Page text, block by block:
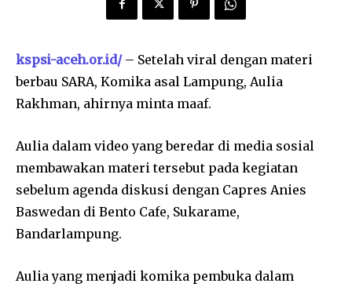
kspsi-aceh.or.id/– Setelah viral dengan materi
berbau SARA, Komika asal Lampung, Aulia
Rakhman, ahirnya minta maaf.
Aulia dalam video yang beredar di media sosial
membawakan materi tersebut pada kegiatan
sebelum agenda diskusi dengan Capres Anies
Baswedan di Bento Cafe, Sukarame,
Bandarlampung.
Aulia yang menjadi komika pembuka dalam